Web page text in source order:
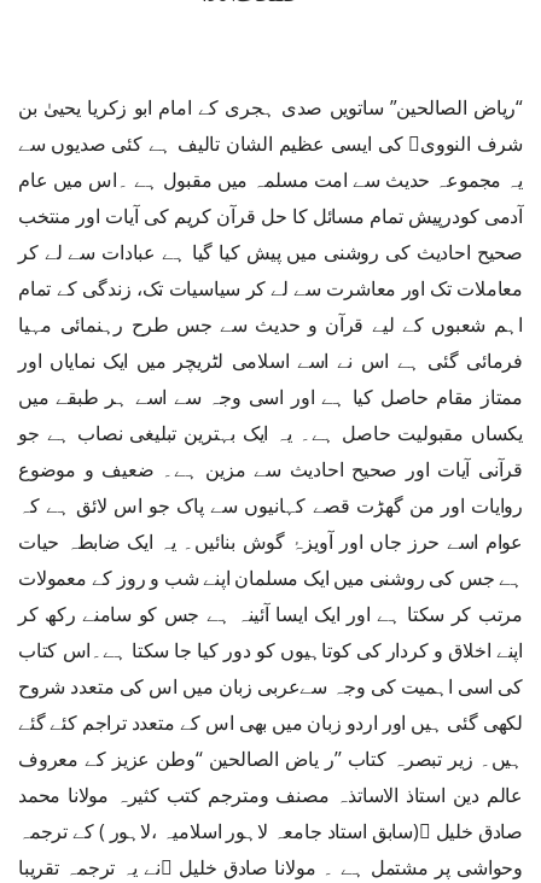
“ریاض الصالحین” ساتویں صدی ہجری کے امام ابو زکریا یحییٰ بن
شرف النووی﷫ کی ایسی عظیم الشان تالیف ہے کئی صدیوں سے
یہ مجموعہ حدیث سے امت مسلمہ میں مقبول ہے ۔اس میں عام
آدمی کودرپیش تمام مسائل کا حل قرآن کریم کی آیات اور منتخب
صحیح احادیث کی روشنی میں پیش کیا گیا ہے عبادات سے لے کر
معاملات تک اور معاشرت سے لے کر سیاسیات تک، زندگی کے تمام
اہم شعبوں کے لیے قرآن و حدیث سے جس طرح رہنمائی مہیا
فرمائی گئی ہے اس نے اسے اسلامی لٹریچر میں ایک نمایاں اور
ممتاز مقام حاصل کیا ہے اور اسی وجہ سے اسے ہر طبقے میں
یکساں مقبولیت حاصل ہے۔ یہ ایک بہترین تبلیغی نصاب ہے جو
قرآنی آیات اور صحیح احادیث سے مزین ہے۔ ضعیف و موضوع
روایات اور من گھڑت قصے کہانیوں سے پاک جو اس لائق ہے کہ
عوام اسے حرز جاں اور آویزۂ گوش بنائیں۔ یہ ایک ضابطہ حیات
ہے جس کی روشنی میں ایک مسلمان اپنے شب و روز کے معمولات
مرتب کر سکتا ہے اور ایک ایسا آئینہ ہے جس کو سامنے رکھ کر
اپنے اخلاق و کردار کی کوتاہیوں کو دور کیا جا سکتا ہے۔اس کتاب
کی اسی اہمیت کی وجہ سےعربی زبان میں اس کی متعدد شروح
لکھی گئی ہیں اور اردو زبان میں بھی اس کے متعدد تراجم کئے گئے
ہیں۔ زیر تبصرہ کتاب ’’ر یاض الصالحین ‘‘وطن عزیز کے معروف
عالم دین استاذ الاساتذہ مصنف ومترجم کتب کثیرہ مولانا محمد
صادق خلیل ﷫(سابق استاد جامعہ لاہور اسلامیہ ،لاہور ) کے ترجمہ
وحواشی پر مشتمل ہے ۔ مولانا صادق خلیل ﷫نے یہ ترجمہ تقریبا